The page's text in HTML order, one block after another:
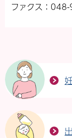
ファクス：